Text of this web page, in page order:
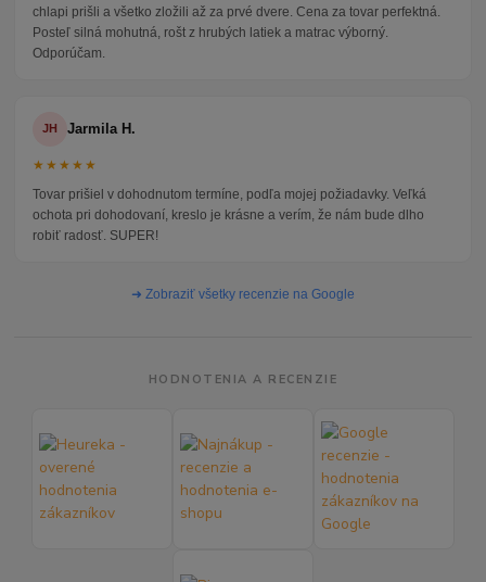
chlapi prišli a všetko zložili až za prvé dvere. Cena za tovar perfektná.
Posteľ silná mohutná, rošt z hrubých latiek a matrac výborný.
Odporúčam.
JH Jarmila H.
★★★★★
Tovar prišiel v dohodnutom termíne, podľa mojej požiadavky. Veľká
ochota pri dohodovaní, kreslo je krásne a verím, že nám bude dlho
robiť radosť. SUPER!
➜ Zobraziť všetky recenzie na Google
HODNOTENIA A RECENZIE